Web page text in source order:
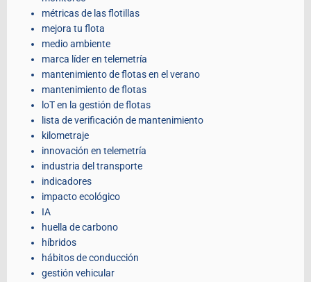
métricas de las flotillas
mejora tu flota
medio ambiente
marca líder en telemetría
mantenimiento de flotas en el verano
mantenimiento de flotas
loT en la gestión de flotas
lista de verificación de mantenimiento
kilometraje
innovación en telemetría
industria del transporte
indicadores
impacto ecológico
IA
huella de carbono
híbridos
hábitos de conducción
gestión vehicular